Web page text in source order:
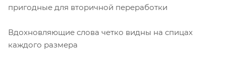
пригодные для вторичной переработки
Вдохновляющие слова четко видны на спицах
каждого размера